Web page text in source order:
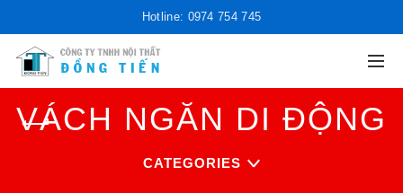
Hotline: 0974 754 745
VÁCH NGĂN DI ĐỘNG
CATEGORIES